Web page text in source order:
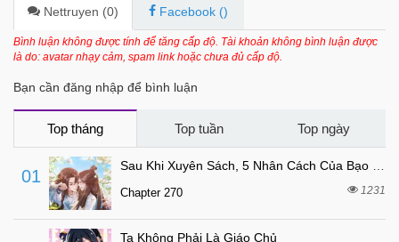
Chapter 64 4 tháng trước
Chapter 63 4 tháng trước
4 tháng trước
Chapter 60 5 tháng trước
Chapter 59
Chapter 58
Chapter 57
Nettruyen (0) Facebook ()
Bình luận không được tính để tăng cấp độ. Tài khoản không bình luận được
là do: avatar nhạy cảm, spam link hoặc chưa đủ cấp độ.
Bạn cần đăng nhập để bình luận
Top tháng Top tuần Top ngày
01
Chapter 270 1231
Ta Không Phải Là Giáo Chủ